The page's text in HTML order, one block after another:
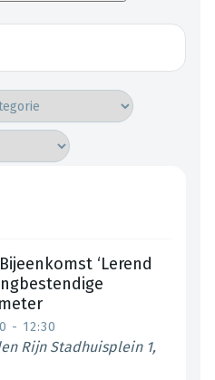
‘Lerend
- 12:30
Rijn Stadhuisplein 1,